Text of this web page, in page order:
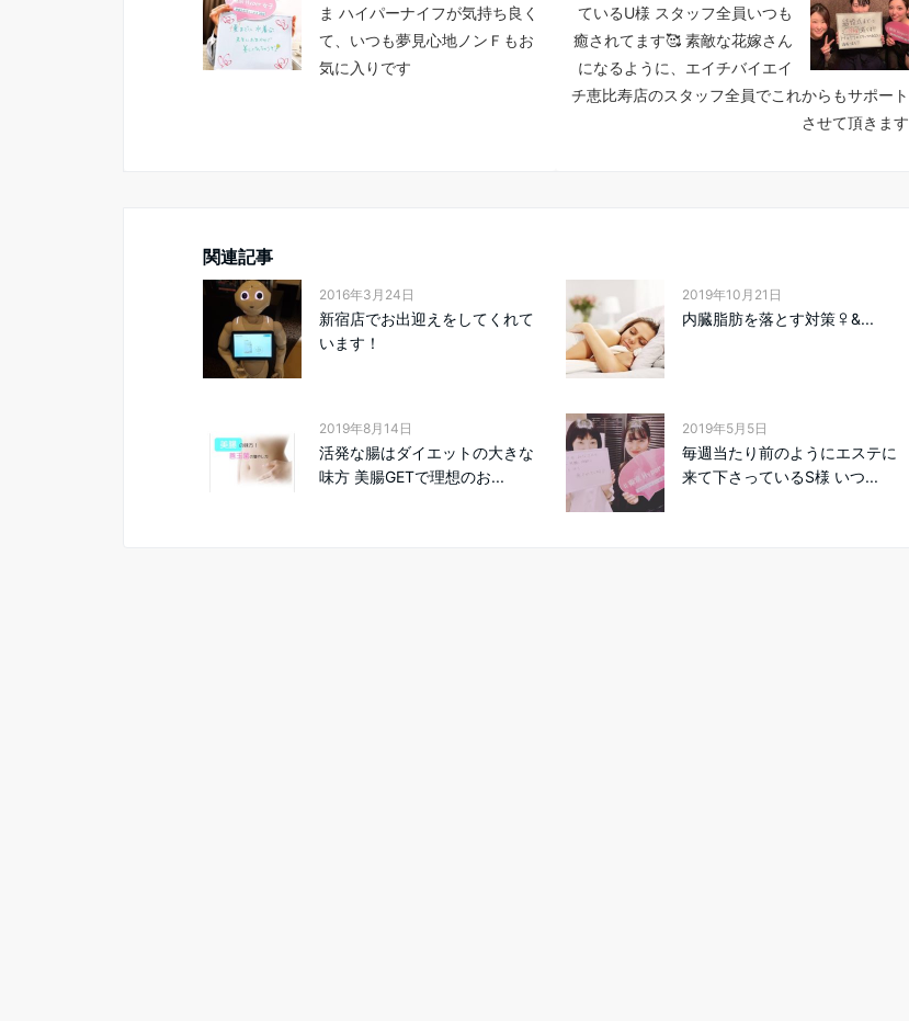
ま ハイパーナイフが気持ち良く
て、いつも夢見心地ノンＦもお
気に入りです
ているU様️ スタッフ全員いつも
癒されてます🥰 素敵な花嫁さん
になるように、エイチバイエイ
チ恵比寿店のスタッフ全員でこれからもサポート
させて頂きます
関連記事
2016年3月24日
新宿店でお出迎えをしてくれて
います！
2019年10月21日
内臓脂肪を落とす対策‍♀&...
2019年8月14日
活発な腸はダイエットの大きな
味方 美腸GETで理想のお...
2019年5月5日
毎週当たり前のようにエステに
来て下さっているS様 いつ...